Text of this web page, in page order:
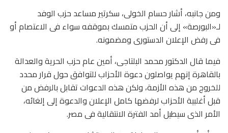
ومن جانبه، أشار حسام الخولى، سكرتير مساعد حزب الوفد
لـ«البورصة» إلى أن الحزب متمسك بموقفه سواء فى الاعتصام أو
فى رفض الإعلان الدستورى ومضمونه.
فيما قال الدكتور محمد البلتاجى، أمين عام حزب الحرية والعدالة
بالقاهرة إنهم يواصلون دعوة الأحزاب للتوافق حول قرار محدد
للخروج من هذه الأزمة، ولكن هذه الدعوات تقابل بالرفض من
قبل أغلبية الأحزاب لرفضها كامل الإعلان والدعوة إلى إلغائه،
الأمر الذى سيطيل أمد الفترة الانتقالية فى مصر.